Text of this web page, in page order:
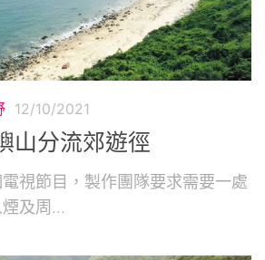
12/10/2021
山分流郊遊徑
視節目，製作團隊要求需要一處
及周...